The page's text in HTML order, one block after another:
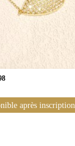
après inscription